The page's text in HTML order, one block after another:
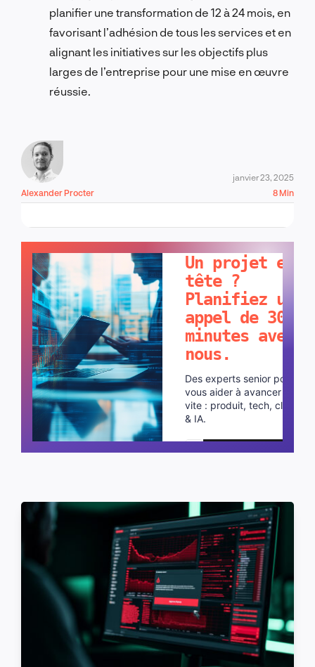
planifier une transformation de 12 à 24 mois, en
favorisant l’adhésion de tous les services et en
alignant les initiatives sur les objectifs plus
larges de l’entreprise pour une mise en œuvre
réussie.
Alexander Procter
janvier 23, 2025
8 Min
Un projet en
tête ?
Planifiez un
appel de 30
minutes avec
nous.
Des experts senior pour
vous aider à avancer plus
vite : produit, tech, cloud
& IA.
Planifier un appel